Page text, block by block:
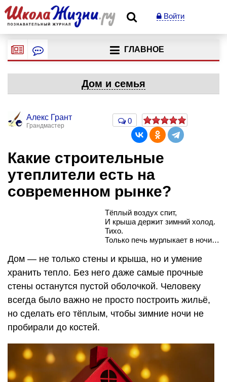
Войти
ГЛАВНОЕ
Дом и семья
Алекс Грант
Грандмастер
0
Какие строительные
утеплители есть на
современном рынке?
Тёплый воздух спит,
И крыша держит зимний холод.
Тихо.
Только печь мурлыкает в ночи…
Дом — не только стены и крыша, но и умение
хранить тепло. Без него даже самые прочные
стены останутся пустой оболочкой. Человеку
всегда было важно не просто построить жильё,
но сделать его тёплым, чтобы зимние ночи не
пробирали до костей.